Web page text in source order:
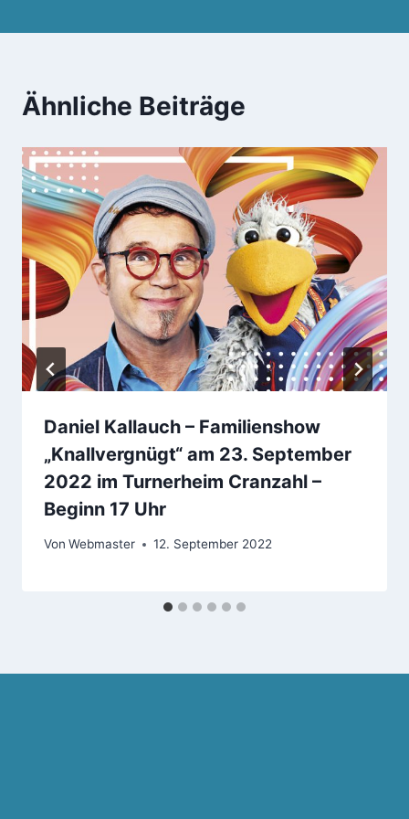
Ähnliche Beiträge
Daniel Kallauch – Familienshow
„Knallvergnügt“ am 23. September
2022 im Turnerheim Cranzahl –
Beginn 17 Uhr
Von Webmaster 12. September 2022